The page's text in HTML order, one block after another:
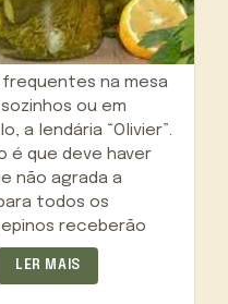
frequentes na mesa
ou em
a lendária “Olivier”.
é que deve haver
não agrada a
todos os
receberão
LER MAIS